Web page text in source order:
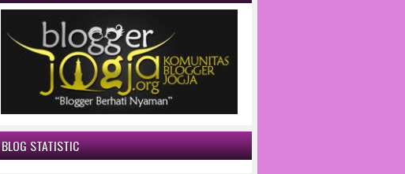
BLOG STATISTIC